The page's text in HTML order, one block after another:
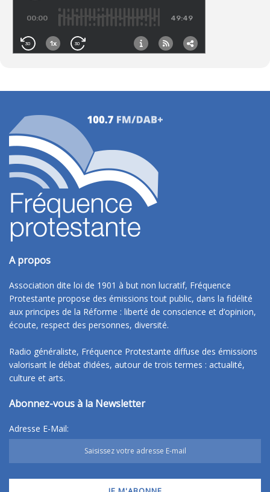
A propos
Association dite loi de 1901 à but non lucratif, Fréquence
Protestante propose des émissions tout public, dans la fidélité
aux principes de la Réforme : liberté de conscience et d’opinion,
écoute, respect des personnes, diversité.
Radio généraliste, Fréquence Protestante diffuse des émissions
valorisant le débat d’idées, autour de trois termes : actualité,
culture et arts.
Abonnez-vous à la Newsletter
Adresse E-Mail: